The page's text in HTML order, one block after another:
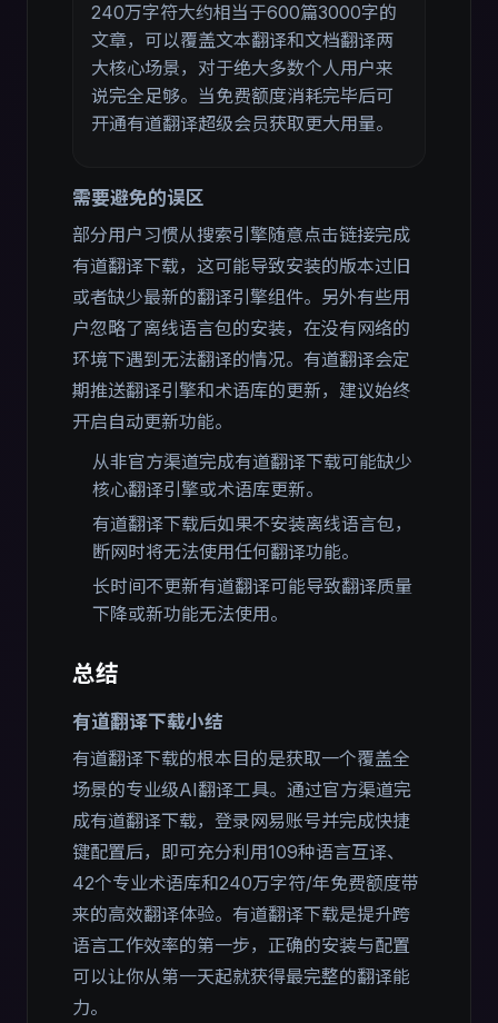
240万字符大约相当于600篇3000字的
文章，可以覆盖文本翻译和文档翻译两
大核心场景，对于绝大多数个人用户来
说完全足够。当免费额度消耗完毕后可
开通有道翻译超级会员获取更大用量。
需要避免的误区
部分用户习惯从搜索引擎随意点击链接完成
有道翻译下载，这可能导致安装的版本过旧
或者缺少最新的翻译引擎组件。另外有些用
户忽略了离线语言包的安装，在没有网络的
环境下遇到无法翻译的情况。有道翻译会定
期推送翻译引擎和术语库的更新，建议始终
开启自动更新功能。
从非官方渠道完成有道翻译下载可能缺少
核心翻译引擎或术语库更新。
有道翻译下载后如果不安装离线语言包，
断网时将无法使用任何翻译功能。
长时间不更新有道翻译可能导致翻译质量
下降或新功能无法使用。
总结
有道翻译下载小结
有道翻译下载的根本目的是获取一个覆盖全
场景的专业级AI翻译工具。通过官方渠道完
成有道翻译下载，登录网易账号并完成快捷
键配置后，即可充分利用109种语言互译、
42个专业术语库和240万字符/年免费额度带
来的高效翻译体验。有道翻译下载是提升跨
语言工作效率的第一步，正确的安装与配置
可以让你从第一天起就获得最完整的翻译能
力。